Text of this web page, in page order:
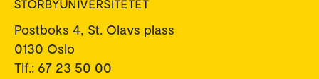
Postboks 4, St. Olavs plass
0130 Oslo
Tlf.: 67 23 50 00